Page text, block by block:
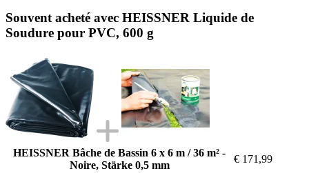
Souvent acheté avec HEISSNER Liquide de
Soudure pour PVC, 600 g
HEISSNER Bâche de Bassin 6 x 6 m / 36 m² -
Noire, Stärke 0,5 mm
€ 171,99